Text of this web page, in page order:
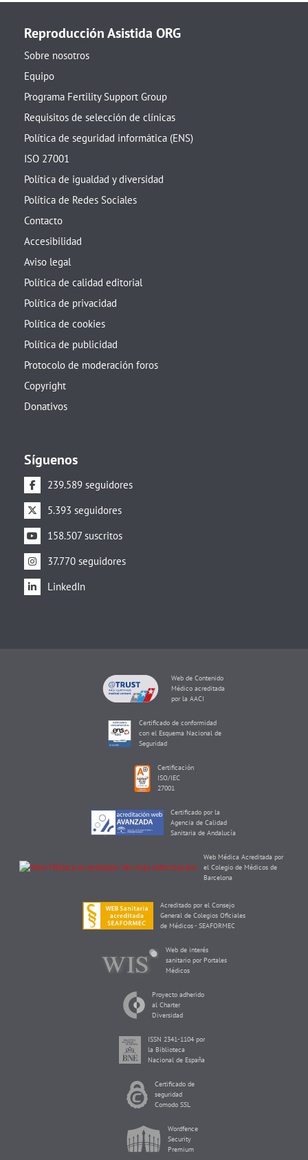
Reproducción Asistida ORG
Sobre nosotros
Equipo
Programa Fertility Support Group
Requisitos de selección de clínicas
Política de seguridad informática (ENS)
ISO 27001
Política de igualdad y diversidad
Política de Redes Sociales
Contacto
Accesibilidad
Aviso legal
Política de calidad editorial
Política de privacidad
Política de cookies
Política de publicidad
Protocolo de moderación foros
Copyright
Donativos
Síguenos
239.589 seguidores
5.393 seguidores
158.507 suscritos
37.770 seguidores
LinkedIn
Web de Contenido
Médico acreditada
por la AACI
Certificado de conformidad
con el Esquema Nacional de
Seguridad
Certificación
ISO/IEC
27001
Certificado por la
Agencia de Calidad
Sanitaria de Andalucía
Web Médica Acreditada por
el Colegio de Médicos de
Barcelona
Acreditado por el Consejo
General de Colegios Oficiales
de Médicos - SEAFORMEC
Web de interés
sanitario por Portales
Médicos
Proyecto adherido
al Charter
Diversidad
ISSN 2341-1104 por
la Biblioteca
Nacional de España
Certificado de
seguridad
Comodo SSL
Wordfence
Security
Premium